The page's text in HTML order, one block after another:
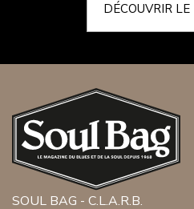
DÉCOUVRIR
SOUL BAG - C.L.A.R.B.